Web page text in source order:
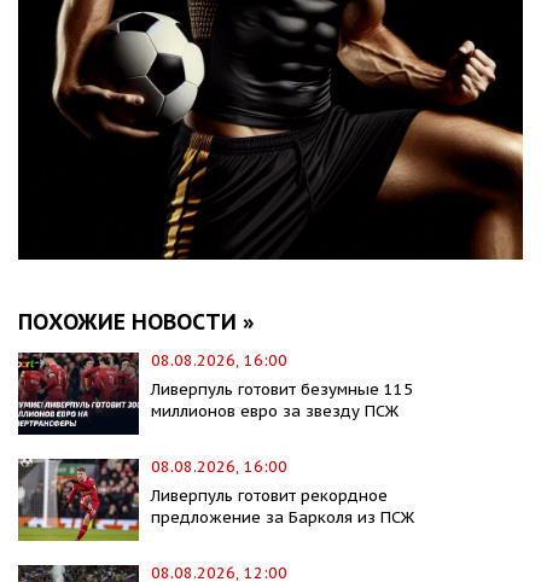
ПОХОЖИЕ НОВОСТИ »
08.08.2026, 16:00
Ливерпуль готовит безумные 115
миллионов евро за звезду ПСЖ
08.08.2026, 16:00
Ливерпуль готовит рекордное
предложение за Барколя из ПСЖ
08.08.2026, 12:00